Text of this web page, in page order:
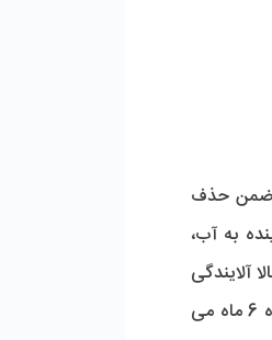
ضمن حذف
به آب،
آلایندگی
را برای آب ایجاد نکند اهمیت زیادی دارد. طول عمر فیلترهای کربنی با توجه به میزان آلودگی و مصرف آب متفاوت است اما به طور کلی به اندازه 6 ماه می